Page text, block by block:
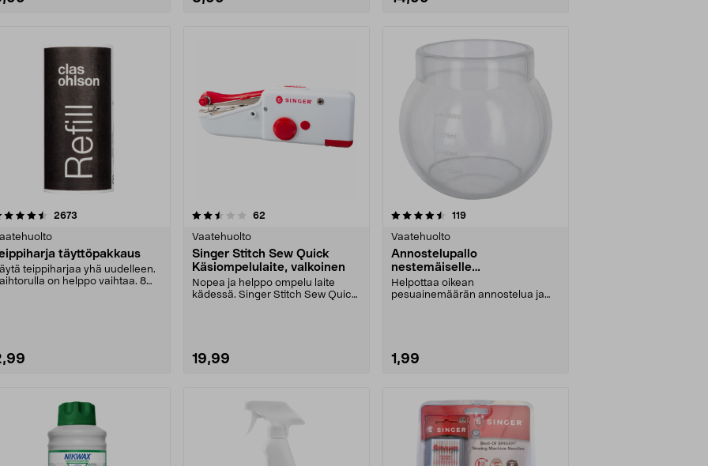
2673
täyttöpakkaus
teippiharjaa yhä uudelleen.
on helppo vaihtaa. 8
2.5 viidestä
62
Vaatehuolto
Singer Stitch Sew Quick
Käsiompelulaite, valkoinen
Nopea ja helppo ompelu laite
kädessä. Singer Stitch Sew Quick
19,99
4.5 viidestä
119arvostelut
Vaatehuolto
Annostelupallo
nestemäiselle
pyykinpesuaineelle, 110 ml
Helpottaa oikean
pesuainemäärän annostelua ja
1,99